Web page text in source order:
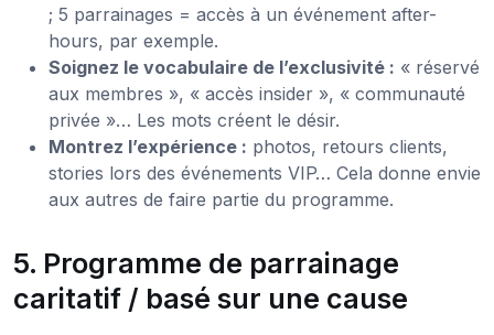
; 5 parrainages = accès à un événement after-
hours, par exemple.
Soignez le vocabulaire de l’exclusivité : « réservé
aux membres », « accès insider », « communauté
privée »… Les mots créent le désir.
Montrez l’expérience : photos, retours clients,
stories lors des événements VIP… Cela donne envie
aux autres de faire partie du programme.
5. Programme de parrainage
caritatif / basé sur une cause